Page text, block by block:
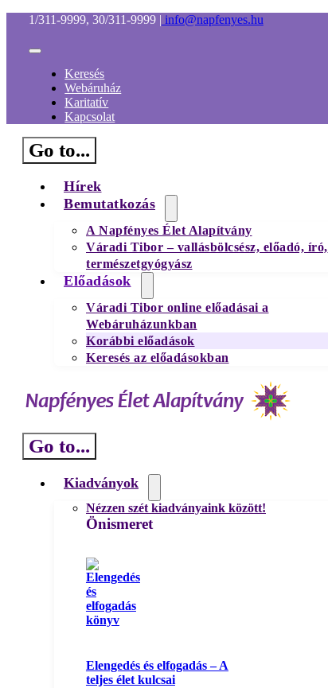
Kihagyás
1/311-9999, 30/311-9999 | info@napfenyes.hu
Toggle
NavigationKeresés
Webáruház
Karitatív
Kapcsolat
Go to...
Hírek
Bemutatkozás
A Napfényes Élet Alapítvány
Váradi Tibor – vallásbölcsész, előadó, író,
természetgyógyász
Előadások
Váradi Tibor online előadásai a
Webáruházunkban
Korábbi előadások
Keresés az előadásokban
Go to...
Kiadványok
Nézzen szét kiadványaink között!
Önismeret
Elengedés és elfogadás – A
teljes élet kulcsai